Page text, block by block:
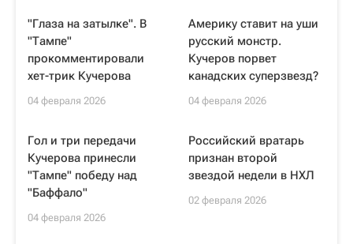
"Глаза на затылке". В
"Тампе"
прокомментировали
хет-трик Кучерова
04 февраля 2026
Америку ставит на уши
русский монстр.
Кучеров порвет
канадских суперзвезд?
04 февраля 2026
Гол и три передачи
Кучерова принесли
"Тампе" победу над
"Баффало"
04 февраля 2026
Российский вратарь
признан второй
звездой недели в НХЛ
02 февраля 2026